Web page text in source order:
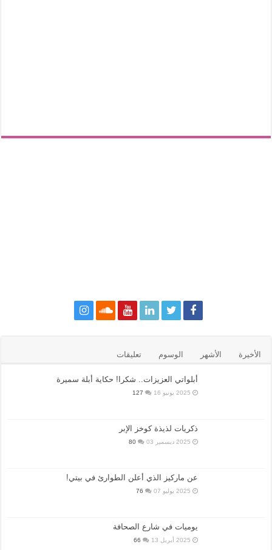
الأخيرة الأشهر الوسوم تعليقات
أبلواتي العزيزات.. شكرا! حكاية أبلة سميرة
2025 يونيو 16 127
ذكريات لذيذة كوخز الإبر
2025 ديسمبر 03 80
عن ماركيز الذي أعلن الطوارئ في بيتي!
2025 يوليو 07 76
يوميات في شارع الصحافة
2025 أبريل 13 66